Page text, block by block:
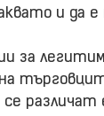
и да
за